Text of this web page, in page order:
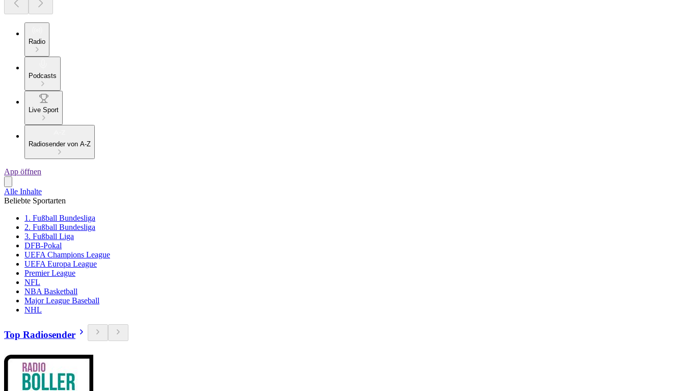
Radio
Podcasts
Live Sport
Radiosender von A-Z
App öffnen
Alle Inhalte
Beliebte Sportarten
1. Fußball Bundesliga
2. Fußball Bundesliga
3. Fußball Liga
DFB-Pokal
UEFA Champions League
UEFA Europa League
Premier League
NFL
NBA Basketball
Major League Baseball
NHL
Top Radiosender